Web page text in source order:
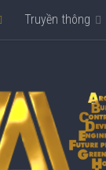
Truyền thông